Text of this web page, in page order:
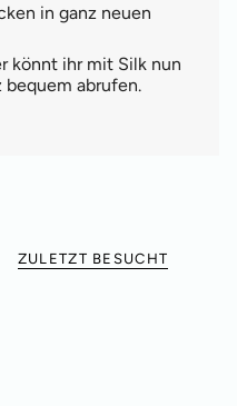
in ganz neuen
könnt ihr mit Silk nun
abrufen.
ZULETZT BESUCHT